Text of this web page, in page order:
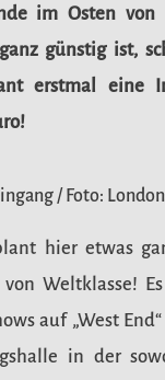
im Osten von
günstig ist,
erstmal eine
/ Foto:
hier etwas
Weltklasse!
auf „West
in der